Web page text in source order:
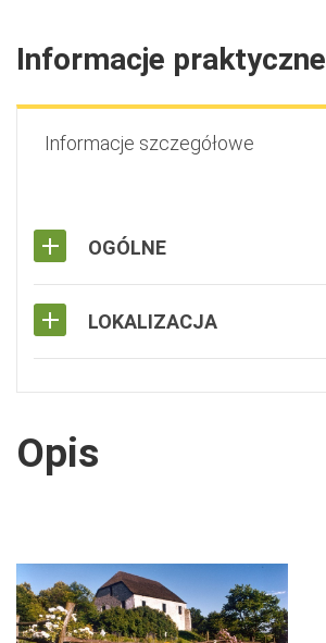
Informacje praktyczne
Informacje szczegółowe
OGÓLNE
LOKALIZACJA
Opis